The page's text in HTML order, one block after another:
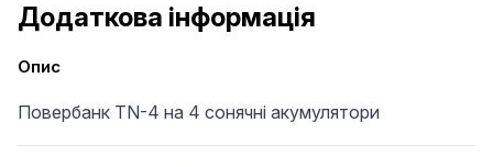
Додаткова інформація
Опис
Повербанк TN-4 на 4 сонячні акумулятори